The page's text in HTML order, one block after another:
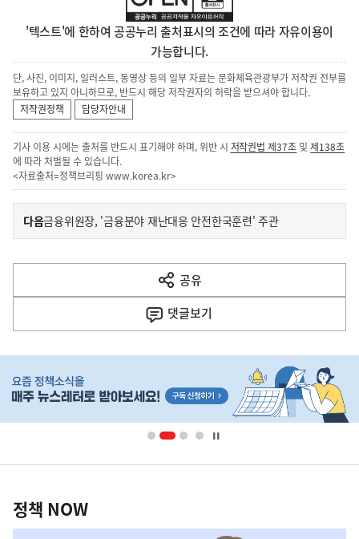
'텍스트'에 한하여 공공누리 출처표시의 조건에 따라 자유이용이
가능합니다.
단, 사진, 이미지, 일러스트, 동영상 등의 일부 자료는 문화체육관광부가 저작권 전부를
보유하고 있지 아니하므로, 반드시 해당 저작권자의 허락을 받으셔야 합니다.
저작권정책
담당자안내
기사 이용 시에는 출처를 반드시 표기해야 하며, 위반 시 저작권법 제37조 및제138조
에 따라 처벌될 수 있습니다.
<자료출처=정책브리핑 www.korea.kr>
이
전
다
음
다음기
사
금융위원장, '금융분야 재난대응 안전한국훈련' 주관
공유
열
기
댓글보기
단
영
책
NOW,
정책 NOW